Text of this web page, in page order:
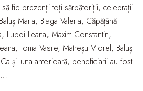
să fie prezenți toți sărbătoriții, celebrații
Maria, Blaga Valeria, Căpățână
Lupoi Ileana, Maxim Constantin,
Toma Vasile, Matreșu Viorel, Baluș
și luna anterioară, beneficiarii au fost